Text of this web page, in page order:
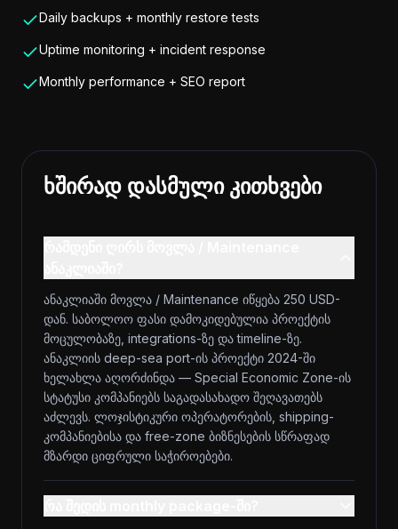
Daily backups + monthly restore tests
Uptime monitoring + incident response
Monthly performance + SEO report
ხშირად დასმული კითხვები
ანაკლიაში მოვლა / Maintenance იწყება 250 USD-
დან. საბოლოო ფასი დამოკიდებულია პროექტის
მოცულობაზე, integrations-ზე და timeline-ზე.
ანაკლიის deep-sea port-ის პროექტი 2024-ში
ხელახლა აღორძინდა — Special Economic Zone-ის
სტატუსი კომპანიებს საგადასახადო შეღავათებს
აძლევს. ლოჯისტიკური ოპერატორების, shipping-
კომპანიებისა და free-zone ბიზნესების სწრაფად
მზარდი ციფრული საჭიროებები.